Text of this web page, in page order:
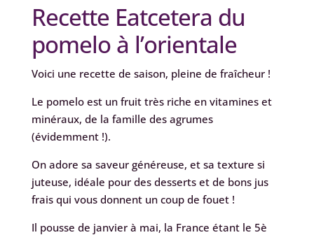
Recette Eatcetera du
pomelo à l’orientale
Voici une recette de saison, pleine de fraîcheur !
Le pomelo est un fruit très riche en vitamines et
minéraux, de la famille des agrumes
(évidemment !).
On adore sa saveur généreuse, et sa texture si
juteuse, idéale pour des desserts et de bons jus
frais qui vous donnent un coup de fouet !
Il pousse de janvier à mai, la France étant le 5è